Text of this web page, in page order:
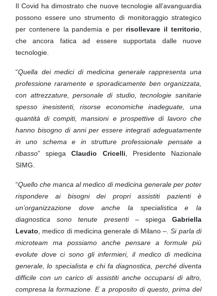
Il Covid ha dimostrato che nuove tecnologie all’avanguardia
possono essere uno strumento di monitoraggio strategico
per contenere la pandemia e perrisollevare il territorio
che ancora fatica ad essere supportata dalle nuove
tecnologie.
“Quella dei medici di medicina generale rappresenta una
professione raramente e sporadicamente ben organizzata,
con attrezzature, personale di studio, tecnologie sanitarie
spesso inesistenti, risorse economicheinadeguate, una
quantità di compiti, mansioni e prospettive di lavoro che
hanno bisogno di anni per essereintegrati adeguatamente
in uno schema e in strutture professionale pensate a
ribasso” spiegaClaudio Cricelli
Presidente Nazionale
SIMG.
“Quello che manca al medico di medicina generale per poter
rispondere ai bisogni dei propri assistiti pazienti è
un’organizzazione dove anche la specialistica e la
diagnostica sono tenute presenti– spiega Gabriella
Levato
medico di medicina generale di Milano –.Si parla di
microteam ma possiamo anche pensare a formule più
evolute dove ci sono gli infermieri, il medico di medicina
generale, lo specialista e chi fa diagnostica, perché diventa
difficile con un carico di assistiti anche occuparsi di altro,
compresa la formazione. E a proposito di questo, prima del